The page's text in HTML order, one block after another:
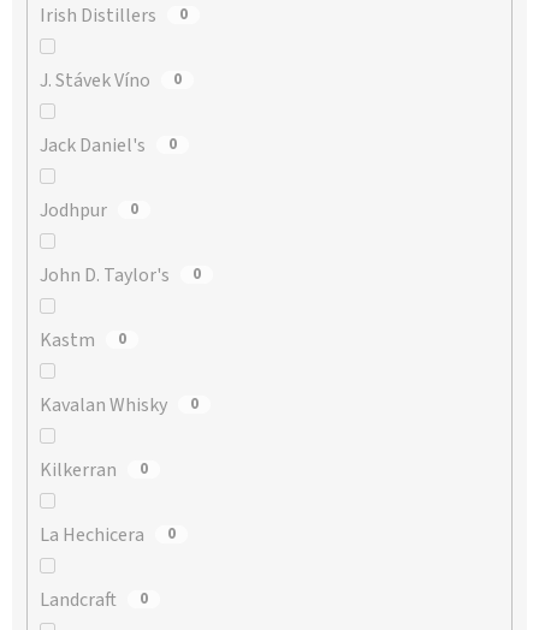
Irish Distillers 0
J. Stávek Víno 0
Jack Daniel's 0
Jodhpur 0
John D. Taylor's 0
Kastm 0
Kavalan Whisky 0
Kilkerran 0
La Hechicera 0
Landcraft 0